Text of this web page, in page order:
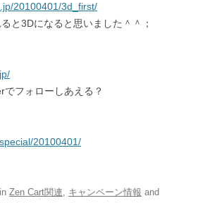
20100401/3d_first/
と3Dになると思いました＾＾；
でフォローしあえる？
20100401/
Zen Cart関連, キャンペーン情報 and